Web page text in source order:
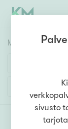
Myyntikohteet
1h
Lisää
sivusto